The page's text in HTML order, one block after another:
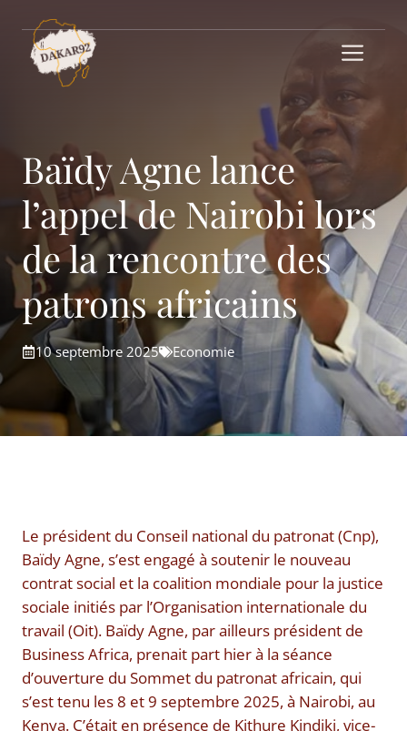
contenu
Baïdy Agne lance
l’appel de Nairobi lors
de la rencontre des
patrons africains
10 septembre 2025 Economie
Le président du Conseil national du patronat (Cnp),
Baïdy Agne, s’est engagé à soutenir le nouveau
contrat social et la coalition mondiale pour la justice
sociale initiés par l’Organisation internationale du
travail (Oit). Baïdy Agne, par ailleurs président de
Business Africa, prenait part hier à la séance
d’ouverture du Sommet du patronat africain, qui
s’est tenu les 8 et 9 septembre 2025, à Nairobi, au
Kenya. C’était en présence de Kithure Kindiki, vice-